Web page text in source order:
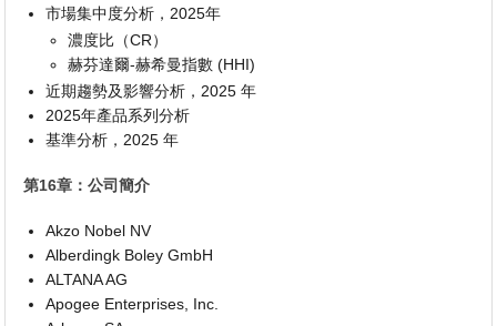
市場集中度分析，2025年
濃度比（CR）
赫芬達爾-赫希曼指數 (HHI)
近期趨勢及影響分析，2025 年
2025年產品系列分析
基準分析，2025 年
第16章：公司簡介
Akzo Nobel NV
Alberdingk Boley GmbH
ALTANA AG
Apogee Enterprises, Inc.